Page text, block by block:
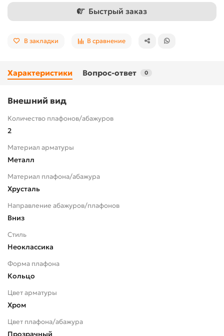
Быстрый заказ
В закладки В сравнение
Характеристики Вопрос-ответ 0
Внешний вид
Количество плафонов/абажуров
2
Материал арматуры
Металл
Материал плафона/абажура
Хрусталь
Направление абажуров/плафонов
Вниз
Стиль
Неоклассика
Форма плафона
Кольцо
Цвет арматуры
Хром
Цвет плафона/абажура
Прозрачный